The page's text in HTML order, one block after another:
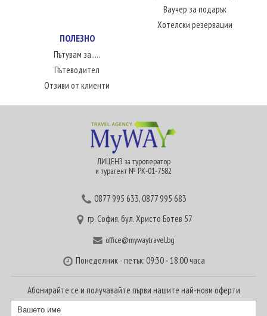
Ваучер за подарък
Хотелски резервации
ПОЛЕЗНО
Пътувам за.....
Пътеводител
Отзиви от клиенти
ЛИЦЕНЗ за туроператор
и турагент № РК-01-7582
0877 995 633,0877 995 683
гр. София, бул. Христо Ботев 57
office@mywaytravel.bg
Понеделник - петък: 09:30 - 18:00 часа
Абонирайте се и получавайте първи нашите най-нови оферти